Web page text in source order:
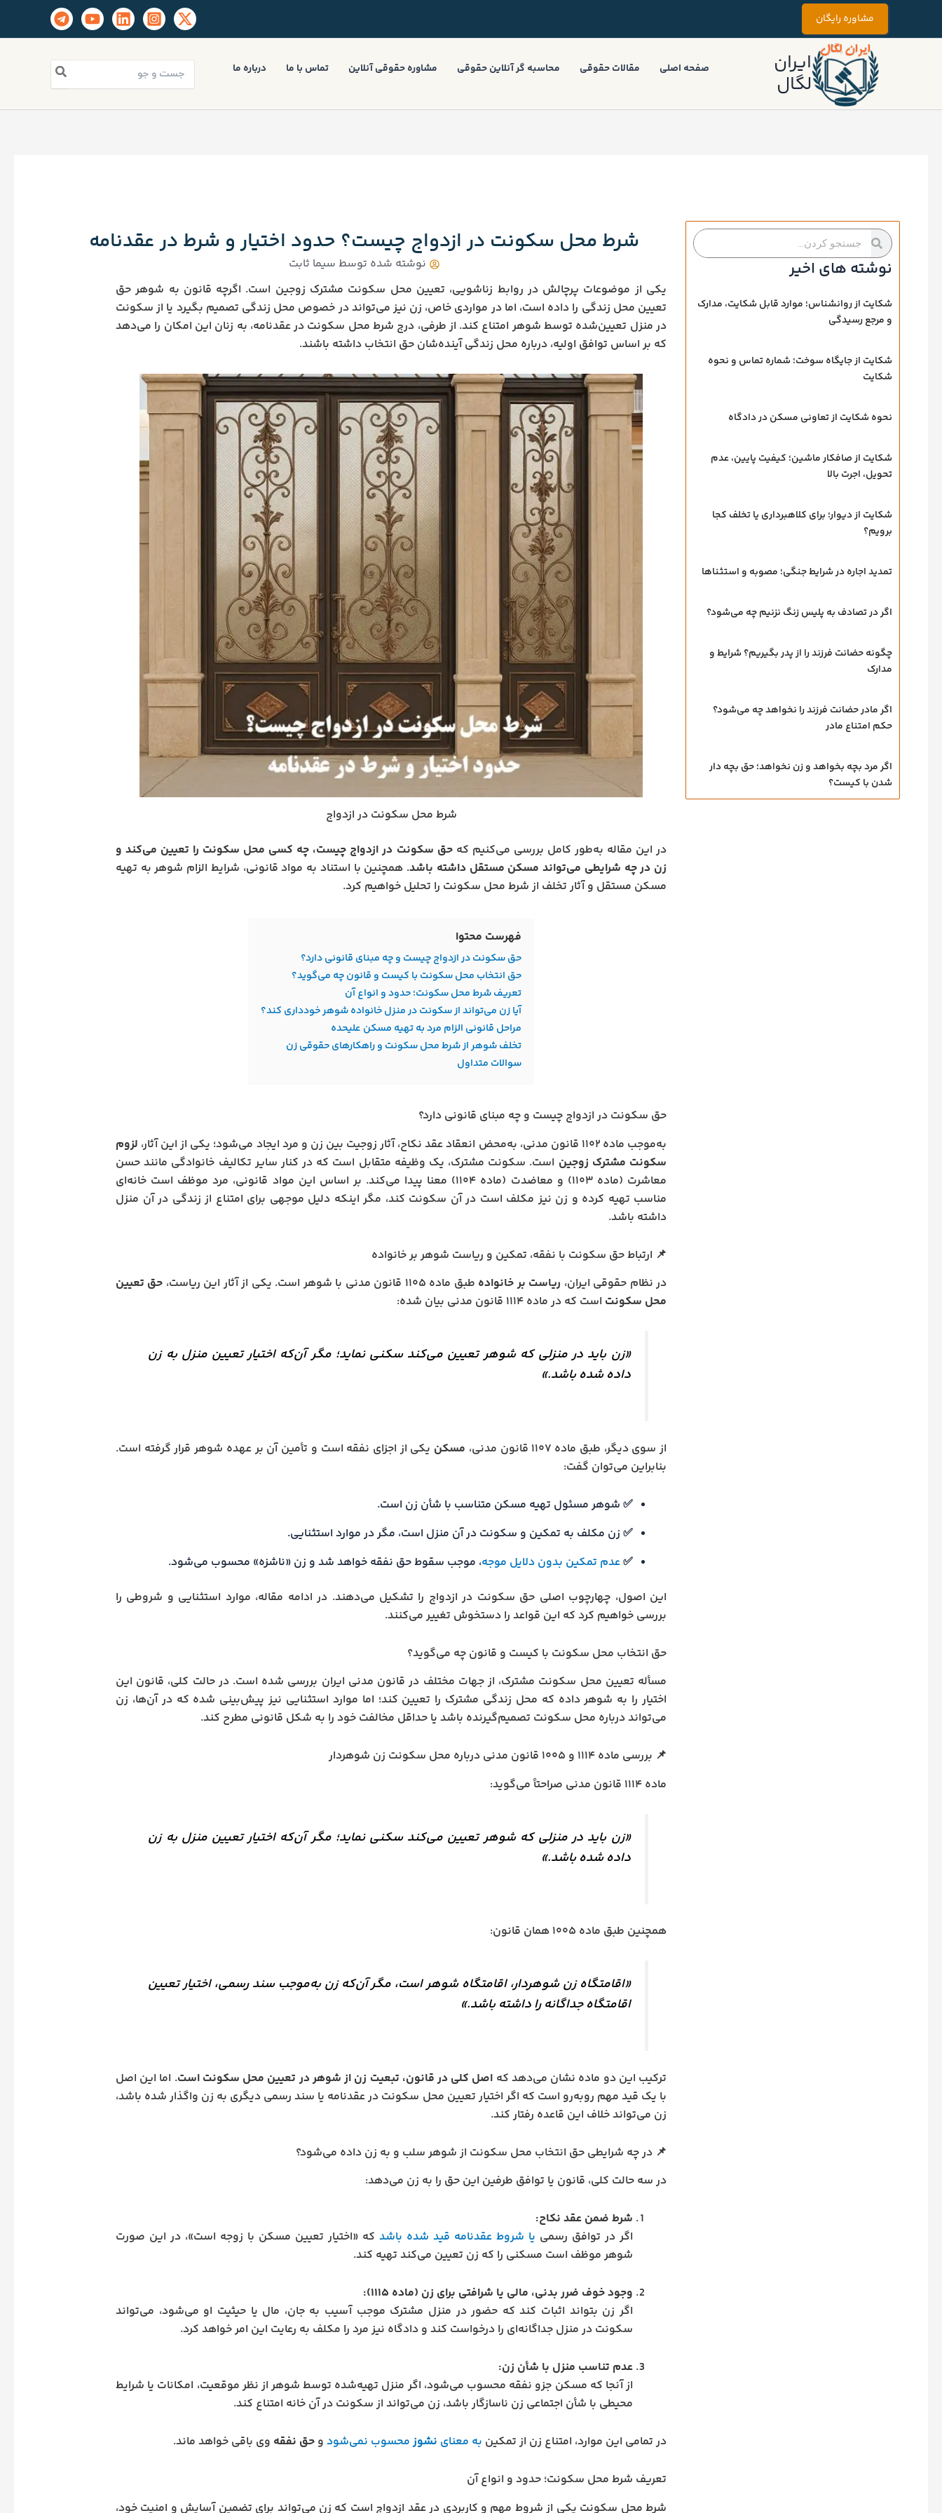
محتوا
مشاوره رایگان
ایران
لگال
صفحه اصلی مقالات حقوقی محاسبه گر آنلاین حقوقی مشاوره حقوقی آنلاین تماس با ما درباره ما
برای:
جستجو
کردن
جستجو
کردن
نوشته های اخیر
شکایت از روانشناس؛ موارد قابل شکایت، مدارک
و مرجع رسیدگی
شکایت از جایگاه سوخت؛ شماره تماس و نحوه
شکایت
نحوه شکایت از تعاونی مسکن در دادگاه
شکایت از صافکار ماشین؛ کیفیت پایین، عدم
تحویل، اجرت بالا
شکایت از دیوار؛ برای کلاهبرداری یا تخلف کجا
برویم؟
تمدید اجاره در شرایط جنگی؛ مصوبه و استثناها
اگر در تصادف به پلیس زنگ نزنیم چه می‌شود؟
چگونه حضانت فرزند را از پدر بگیریم؟ شرایط و
مدارک
اگر مادر حضانت فرزند را نخواهد چه می‌شود؟
حکم امتناع مادر
اگر مرد بچه بخواهد و زن نخواهد؛ حق بچه‌ دار
شدن با کیست؟
شرط محل سکونت در ازدواج چیست؟ حدود اختیار و شرط در عقدنامه
نوشته شده توسط سیما ثابت
یکی از موضوعات پرچالش در روابط زناشویی، تعیین محل سکونت مشترک زوجین است. اگرچه قانون به شوهر حق
تعیین محل زندگی را داده است، اما در مواردی خاص، زن نیز می‌تواند در خصوص محل زندگی تصمیم بگیرد یا از سکونت
در منزل تعیین‌شده توسط شوهر امتناع کند. از طرفی، درج شرط محل سکونت در عقدنامه، به زنان این امکان را می‌دهد
که بر اساس توافق اولیه، درباره محل زندگی آینده‌شان حق انتخاب داشته باشند.
شرط محل سکونت در ازدواج
در این مقاله به‌طور کامل بررسی می‌کنیم کهحق سکونت در ازدواج چیست، چه کسی محل سکونت را تعیین می‌کند و
زن در چه شرایطی می‌تواند مسکن مستقل داشته باشد. همچنین با استناد به مواد قانونی، شرایط الزام شوهر به تهیه
مسکن مستقل و آثار تخلف از شرط محل سکونت را تحلیل خواهیم کرد.
فهرست محتوا
حق سکونت در ازدواج چیست و چه مبنای قانونی دارد؟
حق انتخاب محل سکونت با کیست و قانون چه می‌گوید؟
تعریف شرط محل سکونت؛ حدود و انواع آن
آیا زن می‌تواند از سکونت در منزل خانواده شوهر خودداری کند؟
مراحل قانونی الزام مرد به تهیه مسکن علیحده
تخلف شوهر از شرط محل سکونت و راهکارهای حقوقی زن
سوالات متداول
حق سکونت در ازدواج چیست و چه مبنای قانونی دارد؟
به‌موجب ماده ۱۱۰۲ قانون مدنی، به‌محض انعقاد عقد نکاح، آثار زوجیت بین زن و مرد ایجاد می‌شود؛ یکی از این آثار،
لزوم
سکونت مشترک زوجین است. سکونت مشترک، یک وظیفه متقابل است که در کنار سایر تکالیف خانوادگی مانند حسن
معاشرت (ماده ۱۱۰۳) و معاضدت (ماده ۱۱۰۴) معنا پیدا می‌کند. بر اساس این مواد قانونی، مرد موظف است خانه‌ای
مناسب تهیه کرده و زن نیز مکلف است در آن سکونت کند، مگر اینکه دلیل موجهی برای امتناع از زندگی در آن منزل
داشته باشد.
📌 ارتباط حق سکونت با نفقه، تمکین و ریاست شوهر بر خانواده
در نظام حقوقی ایران، ریاست بر خانواده طبق ماده ۱۱۰۵ قانون مدنی با شوهر است. یکی از آثار این ریاست،
حق تعیین
محل سکونت است که در ماده ۱۱۱۴ قانون مدنی بیان شده:
«زن باید در منزلی که شوهر تعیین می‌کند سکنی نماید؛ مگر آن‌که اختیار تعیین منزل به زن
داده شده باشد.»
از سوی دیگر، طبق ماده ۱۱۰۷ قانون مدنی، مسکن یکی از اجزای نفقه است و تأمین آن بر عهده شوهر قرار گرفته است.
بنابراین می‌توان گفت:
✅ شوهر مسئول تهیه مسکن متناسب با شأن زن است.
✅ زن مکلف به تمکین و سکونت در آن منزل است، مگر در موارد استثنایی.
✅عدم تمکین بدون دلایل موجه، موجب سقوط حق نفقه خواهد شد و زن «ناشزه» محسوب می‌شود.
این اصول، چهارچوب اصلی حق سکونت در ازدواج را تشکیل می‌دهند. در ادامه مقاله، موارد استثنایی و شروطی را
بررسی خواهیم کرد که این قواعد را دستخوش تغییر می‌کنند.
حق انتخاب محل سکونت با کیست و قانون چه می‌گوید؟
مسأله تعیین محل سکونت مشترک، از جهات مختلف در قانون مدنی ایران بررسی شده است. در حالت کلی، قانون این
اختیار را به شوهر داده که محل زندگی مشترک را تعیین کند؛ اما موارد استثنایی نیز پیش‌بینی شده که در آن‌ها، زن
می‌تواند درباره محل سکونت تصمیم‌گیرنده باشد یا حداقل مخالفت خود را به شکل قانونی مطرح کند.
📌 بررسی ماده ۱۱۱۴ و ۱۰۰۵ قانون مدنی درباره محل سکونت زن شوهردار
ماده ۱۱۱۴ قانون مدنی صراحتاً می‌گوید:
«زن باید در منزلی که شوهر تعیین می‌کند سکنی نماید؛ مگر آن‌که اختیار تعیین منزل به زن
داده شده باشد.»
همچنین طبق ماده ۱۰۰۵ همان قانون:
«اقامتگاه زن شوهردار، اقامتگاه شوهر است، مگر آن‌که زن به‌موجب سند رسمی، اختیار تعیین
اقامتگاه جداگانه را داشته باشد.»
ترکیب این دو ماده نشان می‌دهد که اصل کلی در قانون، تبعیت زن از شوهر در تعیین محل سکونت است. اما این اصل
با یک قید مهم روبه‌رو است که اگر اختیار تعیین محل سکونت در عقدنامه یا سند رسمی دیگری به زن واگذار شده باشد،
زن می‌تواند خلاف این قاعده رفتار کند.
📌 در چه شرایطی حق انتخاب محل سکونت از شوهر سلب و به زن داده می‌شود؟
در سه حالت کلی، قانون یا توافق طرفین این حق را به زن می‌دهد:
شرط ضمن عقد نکاح:
اگر در توافق رسمی یا شروط عقدنامه قید شده باشد که «اختیار تعیین مسکن با زوجه است»، در این صورت
شوهر موظف است مسکنی را که زن تعیین می‌کند تهیه کند.
وجود خوف ضرر بدنی، مالی یا شرافتی برای زن (ماده ۱۱۱۵):
اگر زن بتواند اثبات کند که حضور در منزل مشترک موجب آسیب به جان، مال یا حیثیت او می‌شود، می‌تواند
سکونت در منزل جداگانه‌ای را درخواست کند و دادگاه نیز مرد را مکلف به رعایت این امر خواهد کرد.
عدم تناسب منزل با شأن زن:
از آنجا که مسکن جزو نفقه محسوب می‌شود، اگر منزل تهیه‌شده توسط شوهر از نظر موقعیت، امکانات یا شرایط
محیطی با شأن اجتماعی زن ناسازگار باشد، زن می‌تواند از سکونت در آن خانه امتناع کند.
در تمامی این موارد، امتناع زن از تمکین به معنای نشوزمحسوب نمی‌شود و حق نفقه وی باقی خواهد ماند.
تعریف شرط محل سکونت؛ حدود و انواع آن
شرط محل سکونت یکی از شروط مهم و کاربردی در عقد ازدواج است که زن می‌تواند برای تضمین آسایش و امنیت خود،